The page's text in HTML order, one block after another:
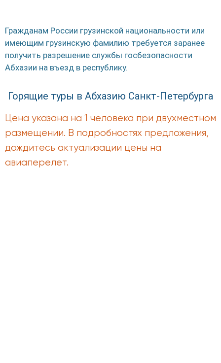
Гражданам России грузинской национальности или
имеющим грузинскую фамилию требуется заранее
получить разрешение службы госбезопасности
Абхазии на въезд в республику.
Горящие туры в Абхазию Санкт-Петербурга
Цена указана на 1 человека при двухместном
размещении. В подробностях предложения,
дождитесь актуализации цены на
авиаперелет.